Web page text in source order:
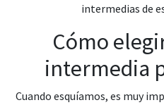
intermedias de
Cómo
intermedia
Cuando esquíamos, es muy